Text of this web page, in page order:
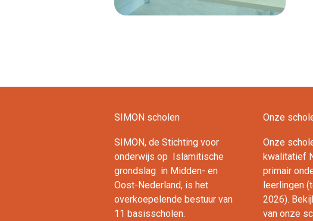
SIMON scholen
SIMON, de Stichting voor
onderwijs op Islamitische
grondslag in Midden- en
Oost-Nederland, is het
overkoepelende bestuur van
11 basisscholen.
Onze
Onze
kwalitatief
primair
leerlingen
2026).
van onze